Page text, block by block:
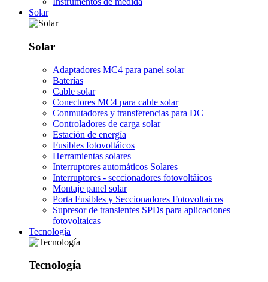
Solar
Solar
Adaptadores MC4 para panel solar
Baterías
Cable solar
Conectores MC4 para cable solar
Conmutadores y transferencias para DC
Controladores de carga solar
Estación de energía
Fusibles fotovoltáicos
Herramientas solares
Interruptores automáticos Solares
Interruptores - seccionadores fotovoltáicos
Montaje panel solar
Porta Fusibles y Seccionadores Fotovoltaicos
Supresor de transientes SPDs para aplicaciones
fotovoltaicas
Tecnología
Tecnología